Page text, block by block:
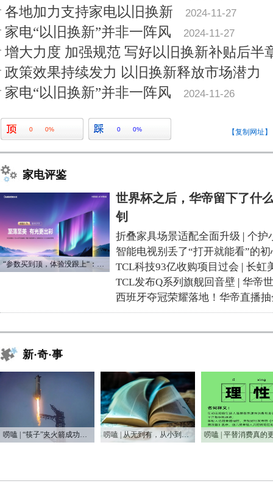
各地加力支持家电以旧换新 2024-11-27
家电“以旧换新”并非一阵风 2024-11-27
增大力度 加强规范 写好以旧换新补贴后半
政策效果持续发力 以旧换新释放市场潜力
家电“以旧换新”并非一阵风
2024-11-26
0 0% 0 0% 【复制网址】
家电评鉴
“参数买到顶，体验没跟上“：长虹追光Q70S给高端电视打了个样
世界杯之后，华帝留下了什
钊
折叠家具场景适配全面升级 | 个护
智能电视别丢了“打开就能看”的初
TCL科技93亿收购项目过会 | 长虹
TCL发布Q系列旗舰回音壁 | 华帝
西班牙夺冠荣耀落地！华帝直播
新·奇·事
唠嗑 | “筷子”夹火箭成功，又让他装到了！？ 唠嗑 | 从无到有，从小到大，75年家电之变